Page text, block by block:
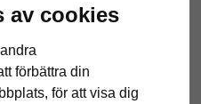
av cookies
förbättra din
för att visa dig